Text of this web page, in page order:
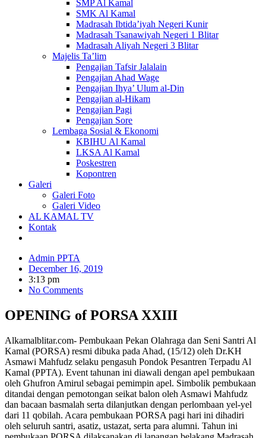
SMP Al Kamal
SMK Al Kamal
Madrasah Ibtida’iyah Negeri Kunir
Madrasah Tsanawiyah Negeri 1 Blitar
Madrasah Aliyah Negeri 3 Blitar
Majelis Ta’lim
Pengajian Tafsir Jalalain
Pengajian Ahad Wage
Pengajian Ihya’ Ulum al-Din
Pengajian al-Hikam
Pengajian Pagi
Pengajian Sore
Lembaga Sosial & Ekonomi
KBIHU Al Kamal
LKSA Al Kamal
Poskestren
Kopontren
Galeri
Galeri Foto
Galeri Video
AL KAMAL TV
Kontak
Admin PPTA
December 16, 2019
3:13 pm
No Comments
OPENING of PORSA XXIII
Alkamalblitar.com- Pembukaan Pekan Olahraga dan Seni Santri Al
Kamal (PORSA) resmi dibuka pada Ahad, (15/12) oleh Dr.KH
Asmawi Mahfudz selaku pengasuh Pondok Pesantren Terpadu Al
Kamal (PPTA). Event tahunan ini diawali dengan apel pembukaan
oleh Ghufron Amirul sebagai pemimpin apel. Simbolik pembukaan
ditandai dengan pemotongan seikat balon oleh Asmawi Mahfudz
dan bacaan basmalah serta dilanjutkan dengan perlombaan yel-yel
dari 11 qobilah. Acara pembukaan PORSA pagi hari ini dihadiri
oleh seluruh santri, asatiz, ustazat, serta para alumni. Tahun ini